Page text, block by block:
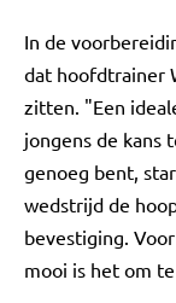
In de
dat hoofdtrainer
zitten. "Een
jongens de kans
genoeg bent,
wedstrijd de
bevestiging.
mooi is het om